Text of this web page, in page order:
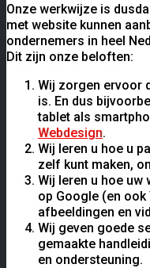
Onze werkwijze is
met website kunnen
ondernemers in heel
Dit zijn onze beloften:
Wij zorgen ervoor
is. En dus
tablet als
Webdesign.
Wij leren u hoe u
zelf kunt maken,
Wij leren u hoe uw
op Google (en ook
afbeeldingen en
Wij geven goede
gemaakte
en ondersteuning.